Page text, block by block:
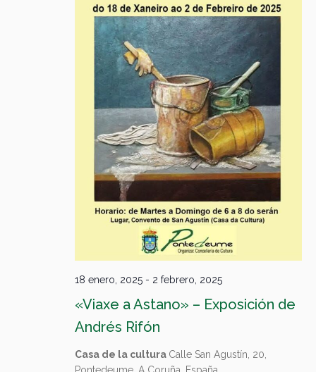
Eventos
«Viaxe a Astano» – Exposición de
Andrés Rifón
18 enero, 2025 - 2 febrero, 2025
Casa de la cultura Calle San Agustín, 20,